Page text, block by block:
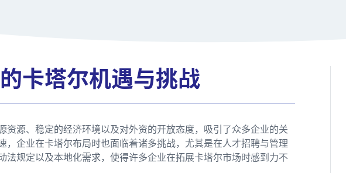
卡塔尔机遇与挑战
资源、稳定的经济环境以及对外资的开放态度，吸引了众多企业的关
，企业在卡塔尔布局时也面临着诸多挑战，尤其是在人才招聘与管理
法规定以及本地化需求，使得许多企业在拓展卡塔尔市场时感到力不